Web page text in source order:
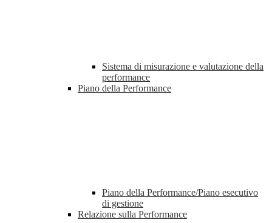
Sistema di misurazione e valutazione della
performance
Piano della Performance
Piano della Performance/Piano esecutivo
di gestione
Relazione sulla Performance